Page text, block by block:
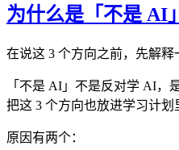
为什么是「不是 AI
在说这 3 个方向之前，先解释
「不是 AI」不是反对学 AI，
把这 3 个方向也放进学习计划
原因有两个：